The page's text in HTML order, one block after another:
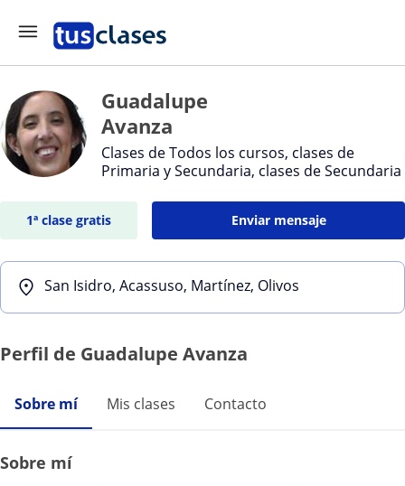
Guadalupe
Avanza
Clases de Todos los cursos, clases de
Primaria y Secundaria, clases de Secundaria
1ª clase gratis Enviar mensaje
San Isidro, Acassuso, Martínez, Olivos
Perfil de Guadalupe Avanza
Sobre mí Mis clases Contacto
Sobre mí